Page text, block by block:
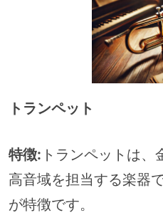
トランペット
特徴: トランペットは、
高音域を担当する楽器
が特徴です。